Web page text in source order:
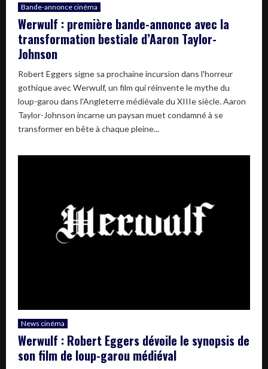
Bande-annonce cinéma
Werwulf : première bande-annonce avec la
transformation bestiale d’Aaron Taylor-
Johnson
Robert Eggers signe sa prochaine incursion dans l'horreur
gothique avec Werwulf, un film qui réinvente le mythe du
loup-garou dans l'Angleterre médiévale du XIIIe siècle. Aaron
Taylor-Johnson incarne un paysan muet condamné à se
transformer en bête à chaque pleine...
News cinéma
Werwulf : Robert Eggers dévoile le synopsis de
son film de loup-garou médiéval